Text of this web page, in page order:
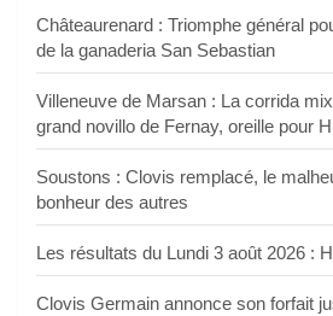
Châteaurenard : Triomphe général
de la ganaderia San Sebastian
Villeneuve de Marsan : La corrida
grand novillo de Fernay, oreille pour
Soustons : Clovis remplacé, le
bonheur des autres
Les résultats du Lundi 3 août 2026 :
Clovis Germain annonce son forfait